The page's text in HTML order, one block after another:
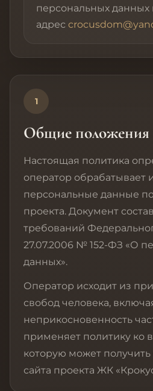
персональных данных
адрес
1
Общие положения
Настоящая политика
оператор обрабатывает
персональные данные
проекта. Документ
требований
27.07.2006 № 152-ФЗ «О
данных».
Оператор исходит из
свобод человека,
неприкосновенность
применяет политику ко
которую может получить
сайта проекта ЖК